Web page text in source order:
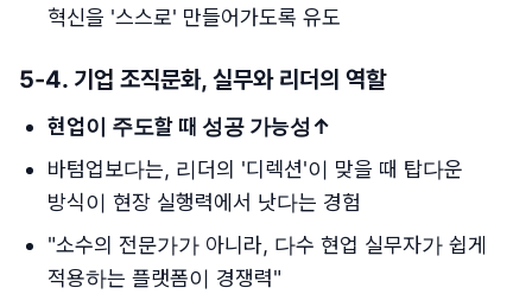
혁신을 '스스로' 만들어가도록 유도
5-4. 기업 조직문화, 실무와 리더의 역할
현업이 주도할 때 성공 가능성↑
바텀업보다는, 리더의 '디렉션'이 맞을 때 탑다운
방식이 현장 실행력에서 낫다는 경험
"소수의 전문가가 아니라, 다수 현업 실무자가 쉽게
적용하는 플랫폼이 경쟁력"